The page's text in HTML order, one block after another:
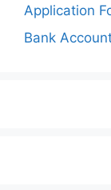
Application
Bank